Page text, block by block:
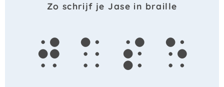
Zo schrijf je Jase in braille
j a s e